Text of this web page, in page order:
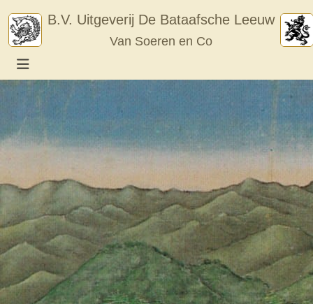
content
B.V. Uitgeverij De Bataafsche Leeuw
Van Soeren en Co